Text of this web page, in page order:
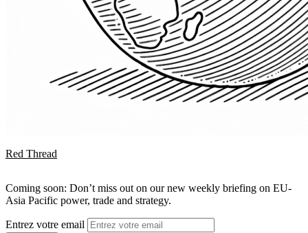
Red Thread
Coming soon: Don’t miss out on our new weekly briefing on EU-
Asia Pacific power, trade and strategy.
Entrez votre email